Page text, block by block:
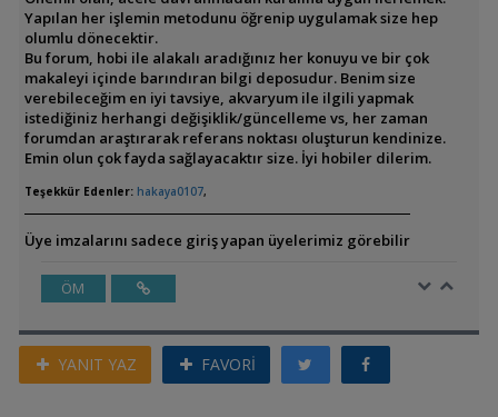
Yapılan her işlemin metodunu öğrenip uygulamak size hep
olumlu dönecektir.
Bu forum, hobi ile alakalı aradığınız her konuyu ve bir çok
makaleyi içinde barındıran bilgi deposudur. Benim size
verebileceğim en iyi tavsiye, akvaryum ile ilgili yapmak
istediğiniz herhangi değişiklik/güncelleme vs, her zaman
forumdan araştırarak referans noktası oluşturun kendinize.
Emin olun çok fayda sağlayacaktır size. İyi hobiler dilerim.
Teşekkür Edenler: hakaya0107,
Üye imzalarını sadece giriş yapan üyelerimiz görebilir
ÖM
YANIT YAZ FAVORİ